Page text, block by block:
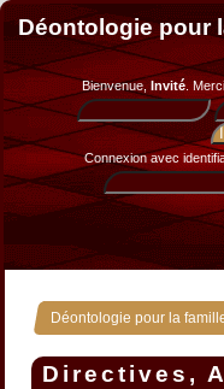
Déontologie pour
Bienvenue, Invité.
Connexion avec
Déontologie pour la
Directives,